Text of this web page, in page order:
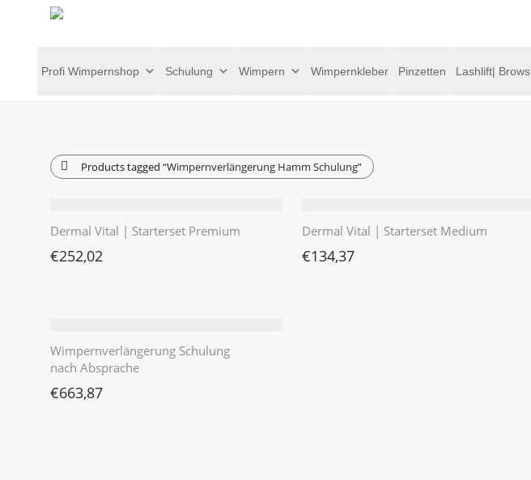
Profi Wimpernshop Schulung Wimpern Wimpernkleber Pinzetten Lashlift| Brows
Products tagged “Wimpernverlängerung Hamm Schulung”
Dermal Vital | Starterset Premium
€252,02
Dermal Vital | Starterset Medium
€134,37
Wimpernverlängerung Schulung
nach Absprache
€663,87